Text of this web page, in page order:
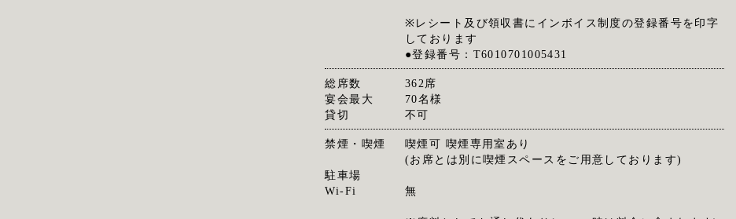
※レシート及び領収書にインボイス制度の登録番号を印字
しております
●登録番号：T6010701005431
総席数
362席
宴会最大
70名様
貸切
不可
禁煙・喫煙
喫煙可 喫煙専用室あり
(お席とは別に喫煙スペースをご用意しております)
駐車場
Wi-Fi
無